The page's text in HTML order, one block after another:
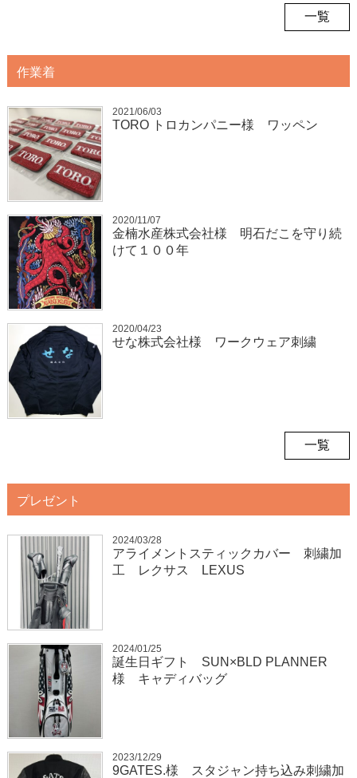
一覧
作業着
2021/06/03
TORO トロカンパニー様 ワッペン
2020/11/07
金楠水産株式会社様 明石だこを守り続
けて１００年
2020/04/23
せな株式会社様 ワークウェア刺繍
一覧
プレゼント
2024/03/28
アライメントスティックカバー 刺繍加
工 レクサス LEXUS
2024/01/25
誕生日ギフト SUN×BLD PLANNER
様 キャディバッグ
2023/12/29
9GATES.様 スタジャン持ち込み刺繍加